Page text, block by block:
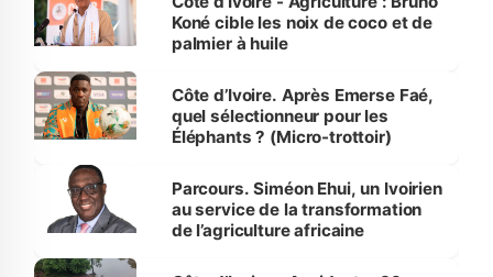
Koné cible les noix de coco et de
palmier à huile
Côte d’Ivoire. Après Emerse Faé,
quel sélectionneur pour les
Éléphants ? (Micro-trottoir)
Parcours. Siméon Ehui, un Ivoirien
au service de la transformation
de l’agriculture africaine